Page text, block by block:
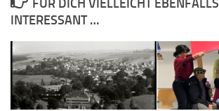
FÜR DICH VIELLEICHT EBENFALLS
INTERESSANT …